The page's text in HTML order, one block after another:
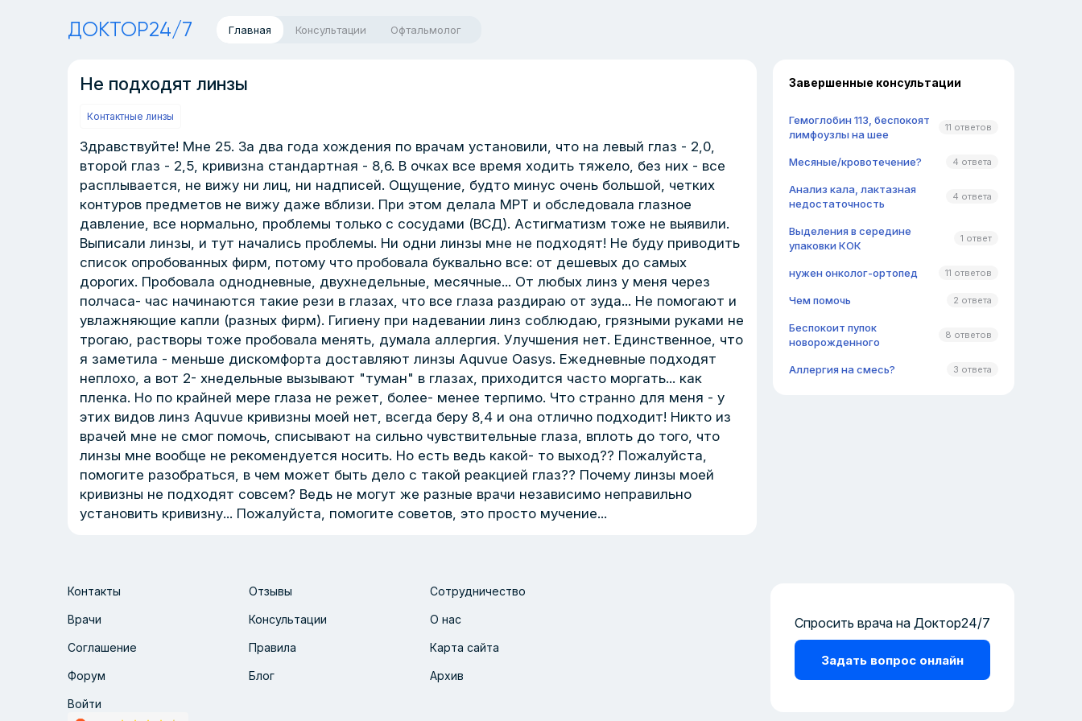
ДОКТОР24/7 Главная Консультации Офтальмолог
Не подходят линзы
Контактные линзы
Здравствуйте! Мне 25. За два года хождения по врачам установили, что на левый глаз - 2,0,
второй глаз - 2,5, кривизна стандартная - 8,6. В очках все время ходить тяжело, без них - все
расплывается, не вижу ни лиц, ни надписей. Ощущение, будто минус очень большой, четких
контуров предметов не вижу даже вблизи. При этом делала МРТ и обследовала глазное
давление, все нормально, проблемы только с сосудами (ВСД). Астигматизм тоже не выявили.
Выписали линзы, и тут начались проблемы. Ни одни линзы мне не подходят! Не буду приводить
список опробованных фирм, потому что пробовала буквально все: от дешевых до самых
дорогих. Пробовала однодневные, двухнедельные, месячные... От любых линз у меня через
полчаса- час начинаются такие рези в глазах, что все глаза раздираю от зуда... Не помогают и
увлажняющие капли (разных фирм). Гигиену при надевании линз соблюдаю, грязными руками не
трогаю, растворы тоже пробовала менять, думала аллергия. Улучшения нет. Единственное, что
я заметила - меньше дискомфорта доставляют линзы Aquvue Oasys. Ежедневные подходят
неплохо, а вот 2- хнедельные вызывают "туман" в глазах, приходится часто моргать... как
пленка. Но по крайней мере глаза не режет, более- менее терпимо. Что странно для меня - у
этих видов линз Aquvue кривизны моей нет, всегда беру 8,4 и она отлично подходит! Никто из
врачей мне не смог помочь, списывают на сильно чувствительные глаза, вплоть до того, что
линзы мне вообще не рекомендуется носить. Но есть ведь какой- то выход?? Пожалуйста,
помогите разобраться, в чем может быть дело с такой реакцией глаз?? Почему линзы моей
кривизны не подходят совсем? Ведь не могут же разные врачи независимо неправильно
установить кривизну... Пожалуйста, помогите советов, это просто мучение...
Завершенные консультации
Гемоглобин 113, беспокоят
лимфоузлы на шее
11 ответов
Месяные/кровотечение? 4 ответа
Анализ кала, лактазная
недостаточность
4 ответа
Выделения в середине
упаковки КОК
1 ответ
нужен онколог-ортопед 11 ответов
Чем помочь 2 ответа
Беспокоит пупок
новорожденного
8 ответов
Аллергия на смесь? 3 ответа
Контакты Отзывы Сотрудничество
Врачи Консультации О нас
Соглашение Правила Карта сайта
Форум Блог Архив
Войти
Спросить врача на Доктор24/7
Задать вопрос онлайн